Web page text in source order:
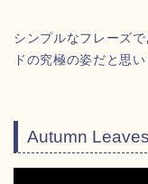
シンプルなフレーズ
ドの究極の姿だと思い
Autumn Leaves